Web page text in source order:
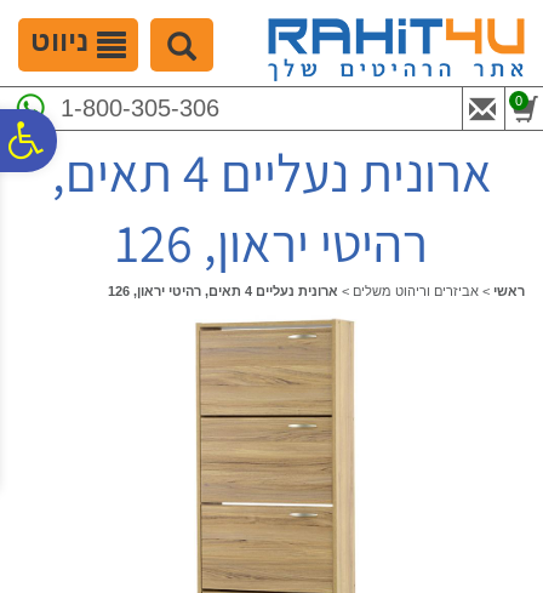
נגישות
המרכזי
ניווט
1-800-305-306 0
ארונית נעליים 4 תאים,
רהיטי יראון, 126
ראשי > אביזרים וריהוט משלים > ארונית נעליים 4 תאים, רהיטי יראון, 126